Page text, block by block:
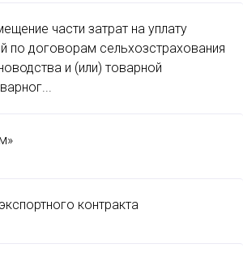
части затрат на уплату
по договорам сельхозстрахования
и (или) товарной
контракта